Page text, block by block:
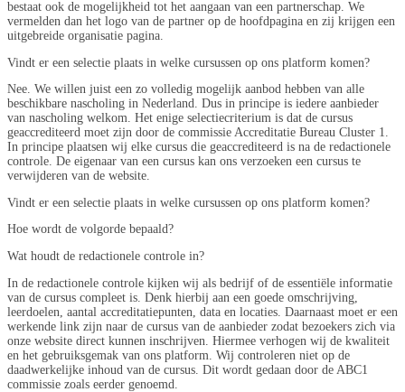
bestaat ook de mogelijkheid tot het aangaan van een partnerschap. We
vermelden dan het logo van de partner op de hoofdpagina en zij krijgen een
uitgebreide organisatie pagina.
Vindt er een selectie plaats in welke cursussen op ons platform komen?
Nee. We willen juist een zo volledig mogelijk aanbod hebben van alle
beschikbare nascholing in Nederland. Dus in principe is iedere aanbieder
van nascholing welkom. Het enige selectiecriterium is dat de cursus
geaccrediteerd moet zijn door de commissie Accreditatie Bureau Cluster 1.
In principe plaatsen wij elke cursus die geaccrediteerd is na de redactionele
controle. De eigenaar van een cursus kan ons verzoeken een cursus te
verwijderen van de website.
Vindt er een selectie plaats in welke cursussen op ons platform komen?
Hoe wordt de volgorde bepaald?
Wat houdt de redactionele controle in?
In de redactionele controle kijken wij als bedrijf of de essentiële informatie
van de cursus compleet is. Denk hierbij aan een goede omschrijving,
leerdoelen, aantal accreditatiepunten, data en locaties. Daarnaast moet er een
werkende link zijn naar de cursus van de aanbieder zodat bezoekers zich via
onze website direct kunnen inschrijven. Hiermee verhogen wij de kwaliteit
en het gebruiksgemak van ons platform. Wij controleren niet op de
daadwerkelijke inhoud van de cursus. Dit wordt gedaan door de ABC1
commissie zoals eerder genoemd.